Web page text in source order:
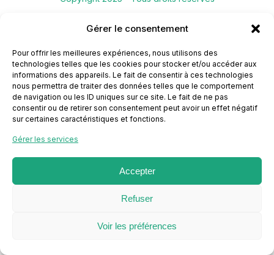
Gérer le consentement
Pour offrir les meilleures expériences, nous utilisons des
technologies telles que les cookies pour stocker et/ou accéder aux
informations des appareils. Le fait de consentir à ces technologies
nous permettra de traiter des données telles que le comportement
de navigation ou les ID uniques sur ce site. Le fait de ne pas
consentir ou de retirer son consentement peut avoir un effet négatif
sur certaines caractéristiques et fonctions.
Gérer les services
Accepter
Refuser
Voir les préférences